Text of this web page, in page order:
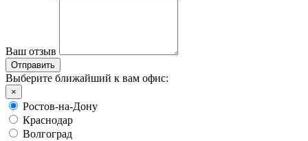
Ваш отзыв
Выберите ближайший к вам офис:
×
Ростов-на-Дону
Краснодар
Волгоград